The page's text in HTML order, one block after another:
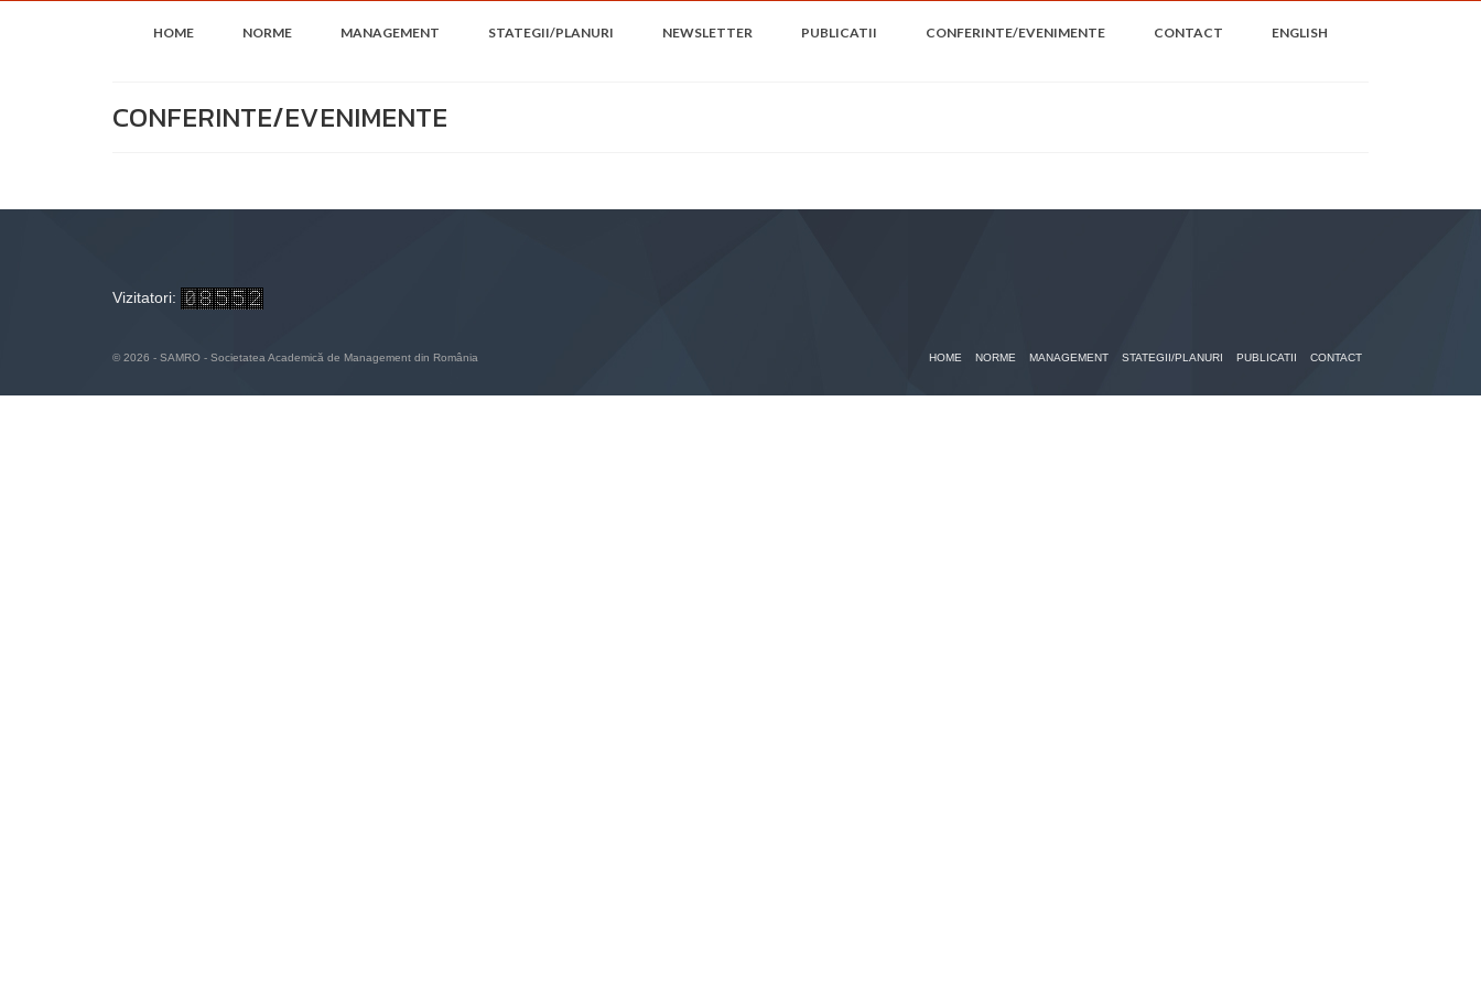
HOME NORME MANAGEMENT STATEGII/PLANURI NEWSLETTER PUBLICATII CONFERINTE/EVENIMENTE CONTACT ENGLISH
CONFERINTE/EVENIMENTE
Vizitatori:
HOME NORME MANAGEMENT STATEGII/PLANURI PUBLICATII CONTACT
© 2026 - SAMRO - Societatea Academică de Management din România